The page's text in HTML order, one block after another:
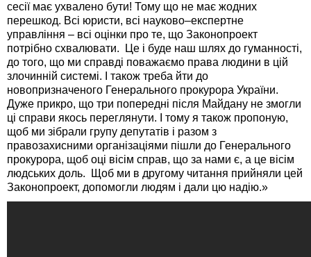
сесії має ухвалено бути! Тому що не має жодних
перешкод. Всі юристи, всі науково–експертне
управління – всі оцінки про те, що Законопроект
потрібно схвалювати. Це і буде наш шлях до гуманності,
до того, що ми справді поважаємо права людини в цій
злочинній системі. І також треба йти до
новопризначеного Генерального прокурора України.
Дуже прикро, що три попередні після Майдану не змогли
ці справи якось переглянути. І тому я також пропоную,
щоб ми зібрали групу депутатів і разом з
правозахисними організаціями пішли до Генерального
прокурора, щоб оці вісім справ, що за нами є, а це вісім
людських доль. Щоб ми в другому читання прийняли цей
Законопроект, допомогли людям і дали цю надію.»